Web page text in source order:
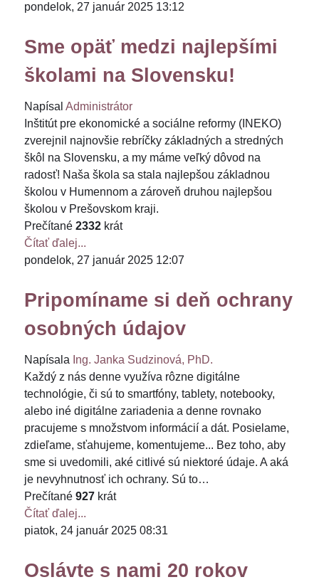
pondelok, 27 január 2025 13:12
Sme opäť medzi najlepšími
školami na Slovensku!
Napísal Administrátor
Inštitút pre ekonomické a sociálne reformy (INEKO)
zverejnil najnovšie rebríčky základných a stredných
škôl na Slovensku, a my máme veľký dôvod na
radosť! Naša škola sa stala najlepšou základnou
školou v Humennom a zároveň druhou najlepšou
školou v Prešovskom kraji.
Prečítané 2332 krát
Čítať ďalej...
pondelok, 27 január 2025 12:07
Pripomíname si deň ochrany
osobných údajov
Napísala Ing. Janka Sudzinová, PhD.
Každý z nás denne využíva rôzne digitálne
technológie, či sú to smartfóny, tablety, notebooky,
alebo iné digitálne zariadenia a denne rovnako
pracujeme s množstvom informácií a dát. Posielame,
zdieľame, sťahujeme, komentujeme... Bez toho, aby
sme si uvedomili, aké citlivé sú niektoré údaje. A aká
je nevyhnutnosť ich ochrany. Sú to…
Prečítané 927 krát
Čítať ďalej...
piatok, 24 január 2025 08:31
Oslávte s nami 20 rokov